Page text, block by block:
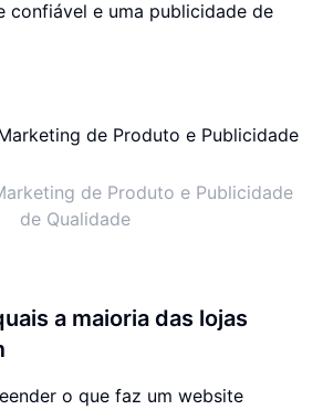
confiável e uma publicidade de
de Produto e Publicidade
de Qualidade
a maioria das lojas
o que faz um website